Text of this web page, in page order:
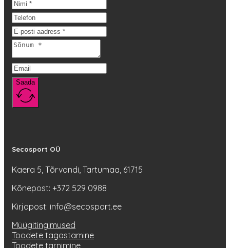
Saada
Secosport OÜ
Kaera 5, Tõrvandi, Tartumaa, 61715
Kõnepost: +372 529 0988
Kirjapost: info@secosport.ee
Müügitingimused
Toodete tagastamine
Toodete tarnimine